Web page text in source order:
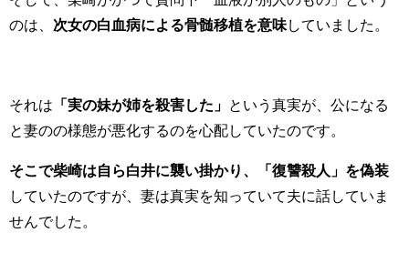
のは、 次女の白血病による骨髄移植を意味していました。
それは 「実の妹が姉を殺害した」
という真実が、公になる
と妻のの様態が悪化するのを心配していたのです。
そこで柴崎は自ら白井に襲い掛かり、「復讐殺人」を偽装
していたのですが、妻は真実を知っていて夫に話していま
せんでした。